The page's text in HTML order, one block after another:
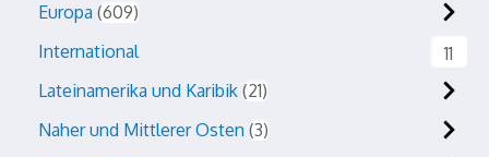
Europa 609
International
11
Lateinamerika und Karibik 21
Naher und Mittlerer Osten 3